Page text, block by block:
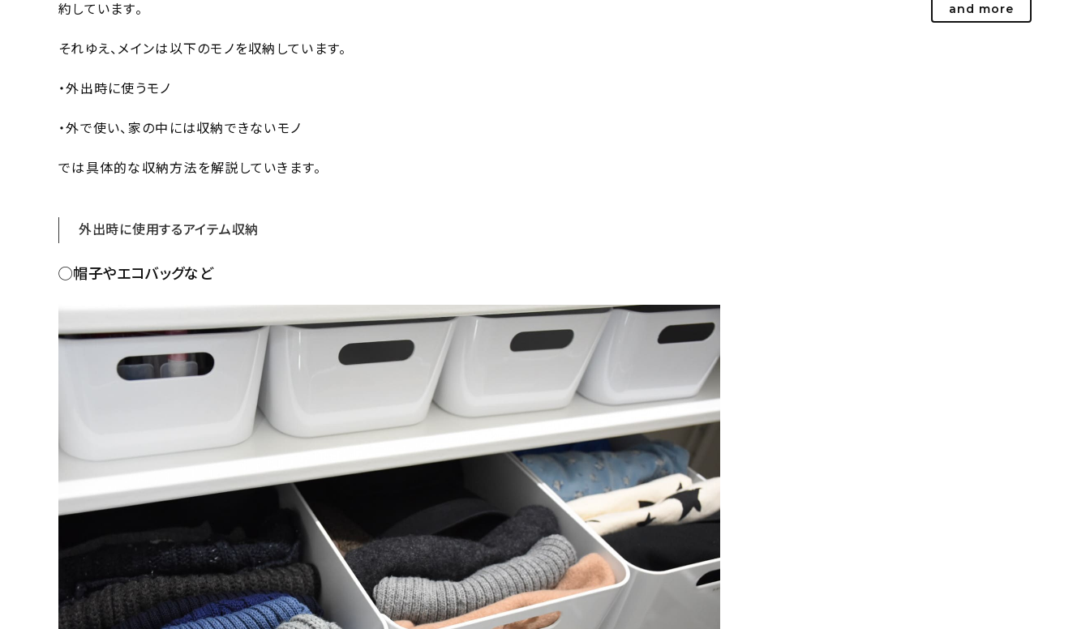
約しています。
それゆえ、メインは以下のモノを収納しています。
・外出時に使うモノ
・外で使い、家の中には収納できないモノ
では具体的な収納方法を解説していきます。
外出時に使用するアイテム収納
◯帽子やエコバッグなど
and more